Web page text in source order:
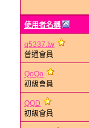
使用者名稱
q5337.tw
普通會員
QoQo
初級會員
QQD
初級會員